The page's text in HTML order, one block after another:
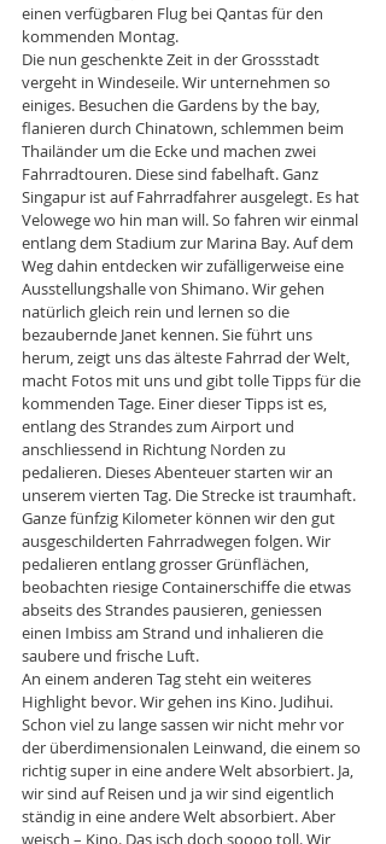
einen verfügbaren Flug bei Qantas für den
kommenden Montag.
Die nun geschenkte Zeit in der Grossstadt
vergeht in Windeseile. Wir unternehmen so
einiges. Besuchen die Gardens by the bay,
flanieren durch Chinatown, schlemmen beim
Thailänder um die Ecke und machen zwei
Fahrradtouren. Diese sind fabelhaft. Ganz
Singapur ist auf Fahrradfahrer ausgelegt. Es hat
Velowege wo hin man will. So fahren wir einmal
entlang dem Stadium zur Marina Bay. Auf dem
Weg dahin entdecken wir zufälligerweise eine
Ausstellungshalle von Shimano. Wir gehen
natürlich gleich rein und lernen so die
bezaubernde Janet kennen. Sie führt uns
herum, zeigt uns das älteste Fahrrad der Welt,
macht Fotos mit uns und gibt tolle Tipps für die
kommenden Tage. Einer dieser Tipps ist es,
entlang des Strandes zum Airport und
anschliessend in Richtung Norden zu
pedalieren. Dieses Abenteuer starten wir an
unserem vierten Tag. Die Strecke ist traumhaft.
Ganze fünfzig Kilometer können wir den gut
ausgeschilderten Fahrradwegen folgen. Wir
pedalieren entlang grosser Grünflächen,
beobachten riesige Containerschiffe die etwas
abseits des Strandes pausieren, geniessen
einen Imbiss am Strand und inhalieren die
saubere und frische Luft.
An einem anderen Tag steht ein weiteres
Highlight bevor. Wir gehen ins Kino. Judihui.
Schon viel zu lange sassen wir nicht mehr vor
der überdimensionalen Leinwand, die einem so
richtig super in eine andere Welt absorbiert. Ja,
wir sind auf Reisen und ja wir sind eigentlich
ständig in eine andere Welt absorbiert. Aber
weisch – Kino. Das isch doch soooo toll. Wir